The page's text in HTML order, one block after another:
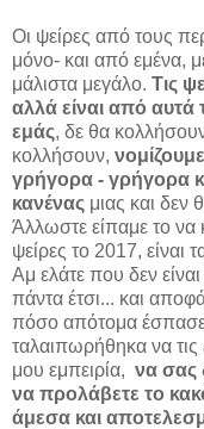
Οι ψείρες από τους
μόνο- και από εμένα,
μάλιστα μεγάλο. Τις
αλλά είναι από
εμάς, δε θα
κολλήσουν,
γρήγορα - γρήγορα
κανένας μιας και δεν
Άλλωστε είπαμε το να
ψείρες το 2017, είναι
Αμ ελάτε που δεν είναι
πάντα έτσι... και
πόσο απότομα
ταλαιπωρήθηκα να
μου εμπειρία, να σας
να προλάβετε το
άμεσα και